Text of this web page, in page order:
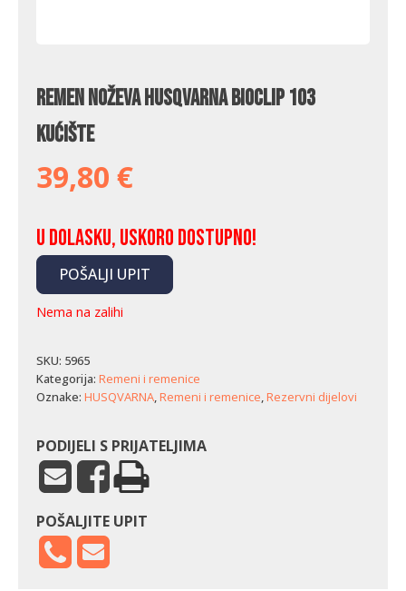
Remen noževa Husqvarna Bioclip 103
kućište
39,80 €
U dolasku, uskoro dostupno!
POŠALJI UPIT
Nema na zalihi
SKU: 5965
Kategorija: Remeni i remenice
Oznake: HUSQVARNA,Remeni i remenice,Rezervni dijelovi
PODIJELI S PRIJATELJIMA
POŠALJITE UPIT